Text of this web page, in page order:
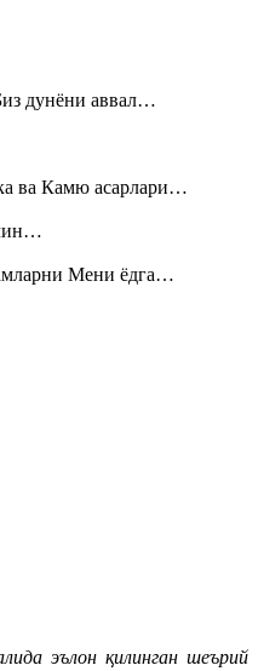
дунёни аввал…
ва Камю асарлари…
Мени ёдга…
эълон қилинган шеърий